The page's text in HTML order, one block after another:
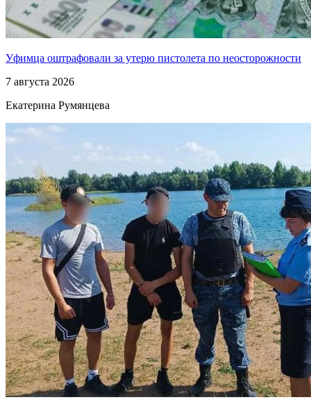
Уфимца оштрафовали за утерю пистолета по неосторожности
7 августа 2026
Екатерина Румянцева